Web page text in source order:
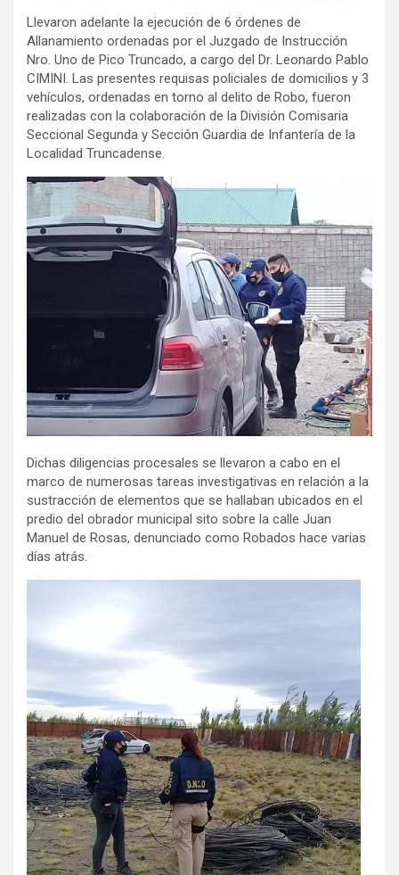
Llevaron adelante la ejecución de 6 órdenes de
Allanamiento ordenadas por el Juzgado de Instrucción
Nro. Uno de Pico Truncado, a cargo del Dr. Leonardo Pablo
CIMINI. Las presentes requisas policiales de domicilios y 3
vehículos, ordenadas en torno al delito de Robo, fueron
realizadas con la colaboración de la División Comisaria
Seccional Segunda y Sección Guardia de Infantería de la
Localidad Truncadense.
Dichas diligencias procesales se llevaron a cabo en el
marco de numerosas tareas investigativas en relación a la
sustracción de elementos que se hallaban ubicados en el
predio del obrador municipal sito sobre la calle Juan
Manuel de Rosas, denunciado como Robados hace varias
días atrás.